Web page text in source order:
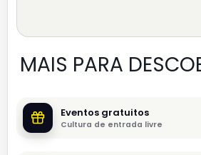
MAIS PARA
Eventos gratuitos
Cultura de entrada livre